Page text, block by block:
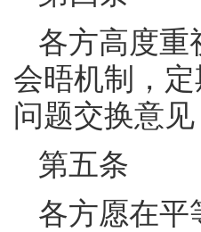
各方高度重
会晤机制，
问题交换意见
第五条
各方愿在平